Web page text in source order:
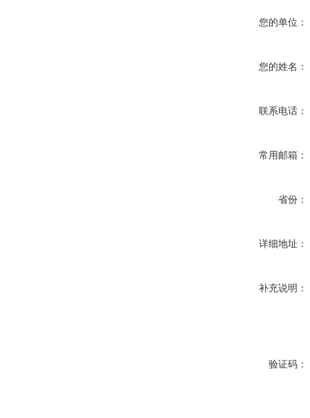
您的单位：
您的姓名：
联系电话：
常用邮箱：
省份：
详细地址：
补充说明：
验证码：